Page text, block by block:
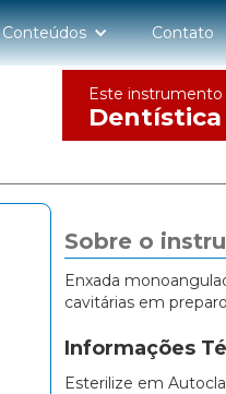
Conteúdos Contato
Este
Dentística
Sobre o
Enxada
cavitárias em
Informações
Esterilize em